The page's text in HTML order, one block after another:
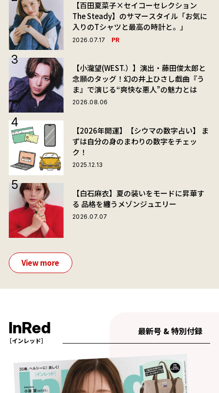
【百田夏菜子×セイコーセレクション
The Steady】のサマースタイル「お気に
入りのTシャツと最高の時計と。」
2026.07.17 PR
【小瀧望(WEST.）】演出・藤田俊太郎と
念願のタッグ！幻の井上ひさし戯曲『う
ま』で演じる“爽快な悪人”の魅力とは
2026.08.06
【2026年開運】【シウマの数字占い】 ま
ずは自分の身のまわりの数字をチェッ
ク！
2025.12.13
【白石麻衣】夏の装いをモードに昇華す
る 品格を纏うメゾンジュエリー
2026.07.07
View more
InRed
［インレッド］
最新号 & 特別付録